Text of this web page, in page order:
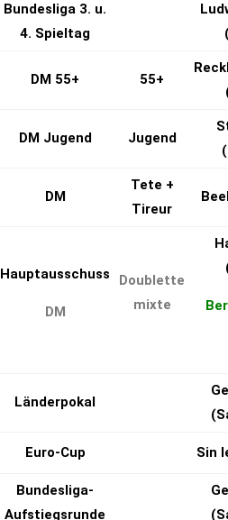
Bundesliga 3. u.
4. Spieltag
DM 55+ 55+
DM Jugend Jugend
DM
Tete +
Tireur
Hauptausschuss
DM
Doublette
mixte
Länderpokal
Euro-Cup Sin
Bundesliga-
Aufstiegsrunde